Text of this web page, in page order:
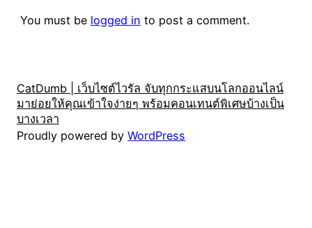
You must be logged in to post a comment.
CatDumb | เว็บไซต์ไวรัล จับทุกกระแสบนโลกออนไลน์
มาย่อยให้คุณเข้าใจง่ายๆ พร้อมคอนเทนต์พิเศษบ้างเป็น
บางเวลา
Proudly powered by WordPress